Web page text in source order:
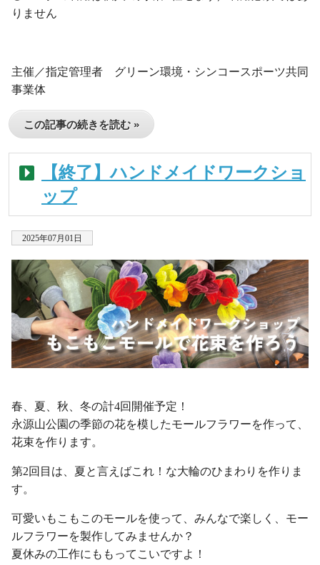
りません
主催／指定管理者 グリーン環境・シンコースポーツ共同
事業体
この記事の続きを読む »
【終了】ハンドメイドワークショ
ップ
2025年07月01日
春、夏、秋、冬の計4回開催予定！
永源山公園の季節の花を模したモールフラワーを作って、
花束を作ります。
第2回目は、夏と言えばこれ！な大輪のひまわりを作りま
す。
可愛いもこもこのモールを使って、みんなで楽しく、モー
ルフラワーを製作してみませんか？
夏休みの工作にももってこいですよ！